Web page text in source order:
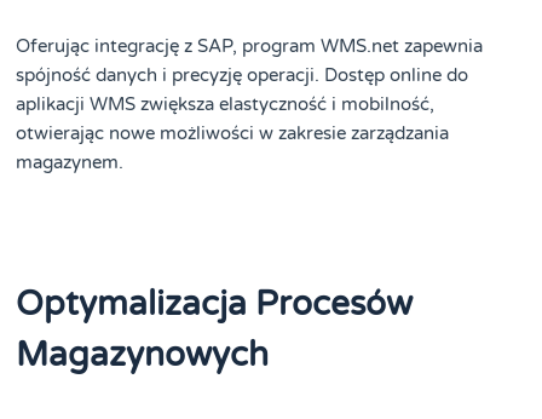
Oferując integrację z SAP, program WMS.net zapewnia
spójność danych i precyzję operacji. Dostęp online do
aplikacji WMS zwiększa elastyczność i mobilność,
otwierając nowe możliwości w zakresie zarządzania
magazynem​​.
Optymalizacja Procesów
Magazynowych